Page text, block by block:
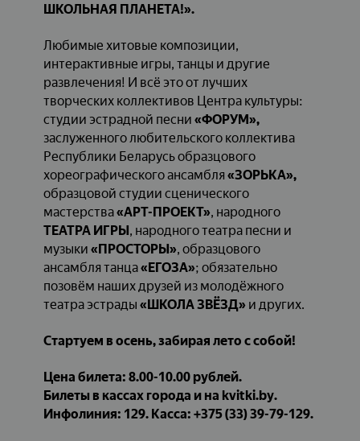
ШКОЛЬНАЯ ПЛАНЕТА!».
Любимые хитовые композиции,
интерактивные игры, танцы и другие
развлечения! И всё это от лучших
творческих коллективов Центра культуры:
студии эстрадной песни «ФОРУМ»,
заслуженного любительского коллектива
Республики Беларусь образцового
хореографического ансамбля «ЗОРЬКА»,
образцовой студии сценического
мастерства«АРТ-ПРОЕКТ», народного
ТЕАТРА ИГРЫ, народного театра песни и
музыки «ПРОСТОРЫ», образцового
ансамбля танца«ЕГОЗА»; обязательно
позовём наших друзей из молодёжного
театра эстрады «ШКОЛА ЗВЁЗД»и других.
Стартуем в осень, забирая лето с собой!
Цена билета: 8.00-10.00 рублей.
Билеты в кассах города и на kvitki.by.
Инфолиния: 129. Касса: +375 (33) 39-79-129.